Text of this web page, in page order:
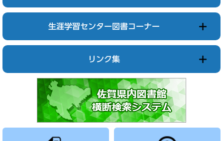
生涯学習センター図書コーナー
リンク集